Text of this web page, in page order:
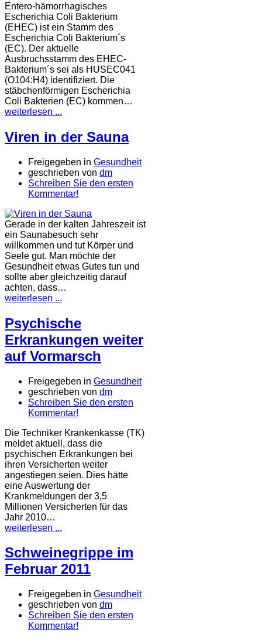
Entero-hämorrhagisches
Escherichia Coli Bakterium
(EHEC) ist ein Stamm des
Escherichia Coli Bakterium´s
(EC). Der aktuelle
Ausbruchsstamm des EHEC-
Bakterium´s sei als HUSEC041
(O104:H4) identifiziert. Die
stäbchenförmigen Escherichia
Coli Bakterien (EC) kommen…
weiterlesen ...
Viren in der Sauna
Freigegeben in Gesundheit
geschrieben von dm
Schreiben Sie den ersten
Kommentar!
Gerade in der kalten Jahreszeit ist
ein Saunabesuch sehr
willkommen und tut Körper und
Seele gut. Man möchte der
Gesundheit etwas Gutes tun und
sollte aber gleichzeitig darauf
achten, dass…
weiterlesen ...
Psychische
Erkrankungen weiter
auf Vormarsch
Freigegeben in Gesundheit
geschrieben von dm
Schreiben Sie den ersten
Kommentar!
Die Techniker Krankenkasse (TK)
meldet aktuell, dass die
psychischen Erkrankungen bei
ihren Versicherten weiter
angestiegen seien. Dies hätte
eine Auswertung der
Krankmeldungen der 3,5
Millionen Versicherten für das
Jahr 2010…
weiterlesen ...
Schweinegrippe im
Februar 2011
Freigegeben in Gesundheit
geschrieben von dm
Schreiben Sie den ersten
Kommentar!